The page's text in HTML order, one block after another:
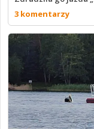
3 komentarzy